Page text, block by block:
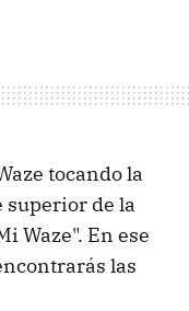
tocando la
superior de la
Waze". En ese
las